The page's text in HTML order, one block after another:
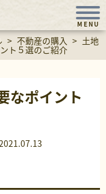
MENU
> 不動産の購入 > 土地
ト５選のご紹介
なポイント